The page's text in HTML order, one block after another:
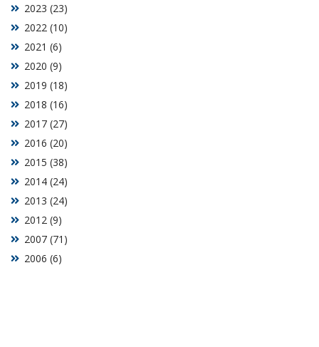
2006 (6)
2007 (71)
2012 (9)
2013 (24)
2014 (24)
2015 (38)
2016 (20)
2017 (27)
2018 (16)
2019 (18)
2020 (9)
2021 (6)
2022 (10)
2023 (23)